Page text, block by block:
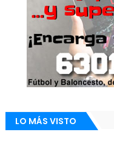
LO MÁS VISTO